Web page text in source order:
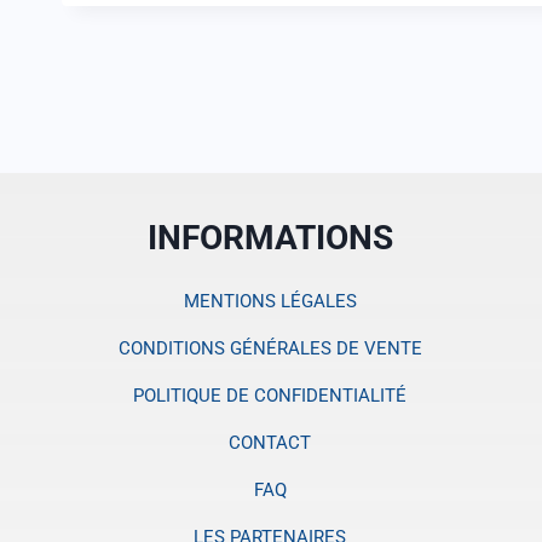
INFORMATIONS
MENTIONS LÉGALES
CONDITIONS GÉNÉRALES DE VENTE
POLITIQUE DE CONFIDENTIALITÉ
CONTACT
FAQ